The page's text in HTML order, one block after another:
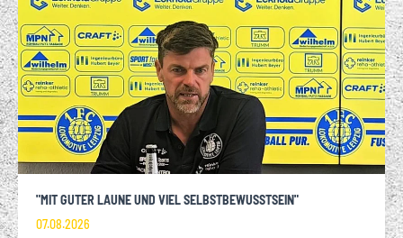
"MIT GUTER LAUNE UND VIEL SELBSTBEWUSSTSEIN"
07.08.2026